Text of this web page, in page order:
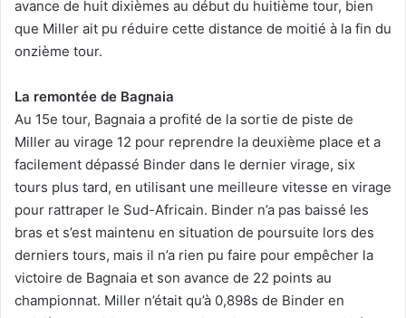
avance de huit dixièmes au début du huitième tour, bien
que Miller ait pu réduire cette distance de moitié à la fin du
onzième tour.
La remontée de Bagnaia
Au 15e tour, Bagnaia a profité de la sortie de piste de
Miller au virage 12 pour reprendre la deuxième place et a
facilement dépassé Binder dans le dernier virage, six
tours plus tard, en utilisant une meilleure vitesse en virage
pour rattraper le Sud-Africain. Binder n’a pas baissé les
bras et s’est maintenu en situation de poursuite lors des
derniers tours, mais il n’a rien pu faire pour empêcher la
victoire de Bagnaia et son avance de 22 points au
championnat. Miller n’était qu’à 0,898s de Binder en